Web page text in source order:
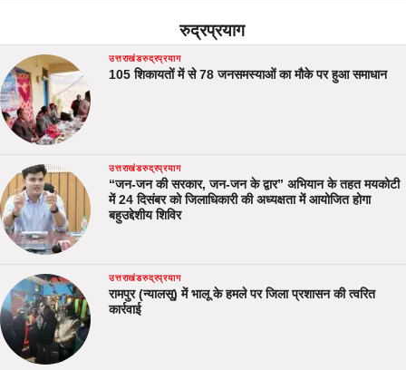
रुद्रप्रयाग
उत्तराखंडरुद्रप्रयाग
105 शिकायतों में से 78 जनसमस्याओं का मौके पर हुआ समाधान
उत्तराखंडरुद्रप्रयाग
“जन-जन की सरकार, जन-जन के द्वार” अभियान के तहत मयकोटी
में 24 दिसंबर को जिलाधिकारी की अध्यक्षता में आयोजित होगा
बहुउद्देशीय शिविर
उत्तराखंडरुद्रप्रयाग
रामपुर (न्यालसू) में भालू के हमले पर जिला प्रशासन की त्वरित
कार्रवाई